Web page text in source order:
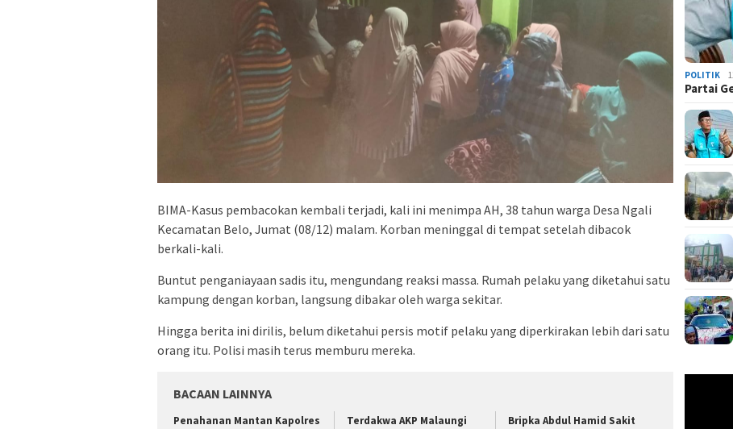
BIMA-Kasus pembacokan kembali terjadi, kali ini menimpa AH, 38 tahun warga Desa Ngali
Kecamatan Belo, Jumat (08/12) malam. Korban meninggal di tempat setelah dibacok
berkali-kali.
Buntut penganiayaan sadis itu, mengundang reaksi massa. Rumah pelaku yang diketahui satu
kampung dengan korban, langsung dibakar oleh warga sekitar.
Hingga berita ini dirilis, belum diketahui persis motif pelaku yang diperkirakan lebih dari satu
orang itu. Polisi masih terus memburu mereka.
BACAAN LAINNYA
Penahanan Mantan Kapolres
Terdakwa AKP Malaungi
Bripka Abdul Hamid Sakit
POLITIK
Partai